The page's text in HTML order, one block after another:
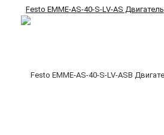
Festo EMME-AS-40-S-LV-AS Двигатель